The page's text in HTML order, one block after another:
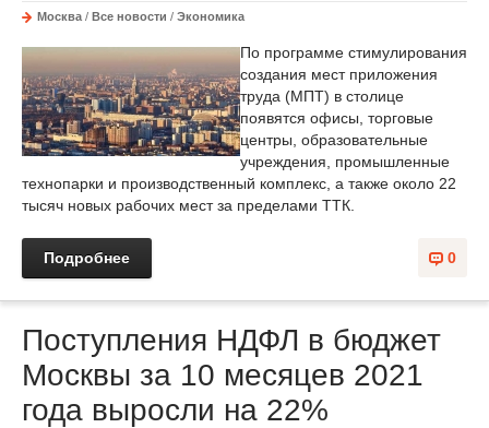
Москва / Все новости / Экономика
По программе стимулирования
создания мест приложения
труда (МПТ) в столице
появятся офисы, торговые
центры, образовательные
учреждения, промышленные
технопарки и производственный комплекс, а также около 22
тысяч новых рабочих мест за пределами ТТК.
0
Подробнее
Поступления НДФЛ в бюджет
Москвы за 10 месяцев 2021
года выросли на 22%